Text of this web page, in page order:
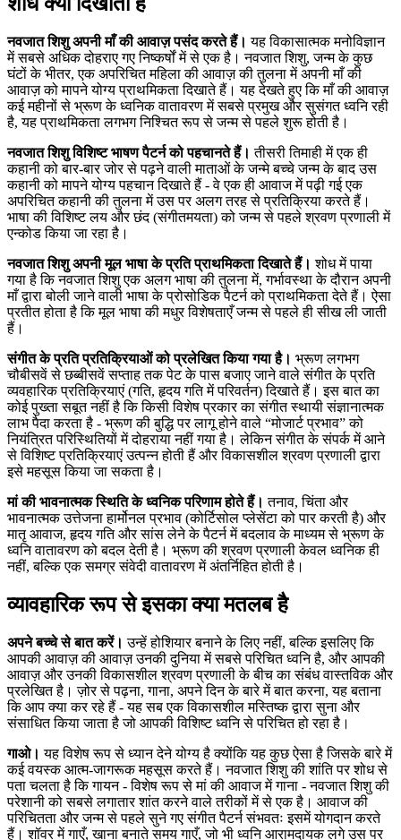
नवजात शिशु अपनी माँ की आवाज़ पसंद करते हैं। यह विकासात्मक मनोविज्ञान
में सबसे अधिक दोहराए गए निष्कर्षों में से एक है। नवजात शिशु, जन्म के कुछ
घंटों के भीतर, एक अपरिचित महिला की आवाज़ की तुलना में अपनी माँ की
आवाज़ को मापने योग्य प्राथमिकता दिखाते हैं। यह देखते हुए कि माँ की आवाज़
कई महीनों से भ्रूण के ध्वनिक वातावरण में सबसे प्रमुख और सुसंगत ध्वनि रही
है, यह प्राथमिकता लगभग निश्चित रूप से जन्म से पहले शुरू होती है।
नवजात शिशु विशिष्ट भाषण पैटर्न को पहचानते हैं। तीसरी तिमाही में एक ही
कहानी को बार-बार जोर से पढ़ने वाली माताओं के जन्मे बच्चे जन्म के बाद उस
कहानी को मापने योग्य पहचान दिखाते हैं - वे एक ही आवाज में पढ़ी गई एक
अपरिचित कहानी की तुलना में उस पर अलग तरह से प्रतिक्रिया करते हैं।
भाषा की विशिष्ट लय और छंद (संगीतमयता) को जन्म से पहले श्रवण प्रणाली में
एन्कोड किया जा रहा है।
नवजात शिशु अपनी मूल भाषा के प्रति प्राथमिकता दिखाते हैं। शोध में पाया
गया है कि नवजात शिशु एक अलग भाषा की तुलना में, गर्भावस्था के दौरान अपनी
माँ द्वारा बोली जाने वाली भाषा के प्रोसोडिक पैटर्न को प्राथमिकता देते हैं। ऐसा
प्रतीत होता है कि मूल भाषा की मधुर विशेषताएँ जन्म से पहले ही सीख ली जाती
हैं।
संगीत के प्रति प्रतिक्रियाओं को प्रलेखित किया गया है। भ्रूण लगभग
चौबीसवें से छब्बीसवें सप्ताह तक पेट के पास बजाए जाने वाले संगीत के प्रति
व्यवहारिक प्रतिक्रियाएं (गति, हृदय गति में परिवर्तन) दिखाते हैं। इस बात का
कोई पुख्ता सबूत नहीं है कि किसी विशेष प्रकार का संगीत स्थायी संज्ञानात्मक
लाभ पैदा करता है - भ्रूण की बुद्धि पर लागू होने वाले “मोजार्ट प्रभाव” को
नियंत्रित परिस्थितियों में दोहराया नहीं गया है। लेकिन संगीत के संपर्क में आने
से विशिष्ट प्रतिक्रियाएं उत्पन्न होती हैं और विकासशील श्रवण प्रणाली द्वारा
इसे महसूस किया जा सकता है।
मां की भावनात्मक स्थिति के ध्वनिक परिणाम होते हैं। तनाव, चिंता और
भावनात्मक उत्तेजना हार्मोनल प्रभाव (कोर्टिसोल प्लेसेंटा को पार करती है) और
मातृ आवाज, हृदय गति और सांस लेने के पैटर्न में बदलाव के माध्यम से भ्रूण के
ध्वनि वातावरण को बदल देती है। भ्रूण की श्रवण प्रणाली केवल ध्वनिक ही
नहीं, बल्कि एक समग्र संवेदी वातावरण में अंतर्निहित होती है।
व्यावहारिक रूप से इसका क्या मतलब है
अपने बच्चे से बात करें। उन्हें होशियार बनाने के लिए नहीं, बल्कि इसलिए कि
आपकी आवाज़ की आवाज़ उनकी दुनिया में सबसे परिचित ध्वनि है, और आपकी
आवाज़ और उनकी विकासशील श्रवण प्रणाली के बीच का संबंध वास्तविक और
प्रलेखित है। ज़ोर से पढ़ना, गाना, अपने दिन के बारे में बात करना, यह बताना
कि आप क्या कर रहे हैं - यह सब एक विकासशील मस्तिष्क द्वारा सुना और
संसाधित किया जाता है जो आपकी विशिष्ट ध्वनि से परिचित हो रहा है।
गाओ। यह विशेष रूप से ध्यान देने योग्य है क्योंकि यह कुछ ऐसा है जिसके बारे में
कई वयस्क आत्म-जागरूक महसूस करते हैं। नवजात शिशु की शांति पर शोध से
पता चलता है कि गायन - विशेष रूप से मां की आवाज में गाना - नवजात शिशु की
परेशानी को सबसे लगातार शांत करने वाले तरीकों में से एक है। आवाज की
परिचितता और जन्म से पहले सुने गए संगीत पैटर्न संभवतः इसमें योगदान करते
हैं। शॉवर में गाएँ, खाना बनाते समय गाएँ, जो भी ध्वनि आरामदायक लगे उस पर